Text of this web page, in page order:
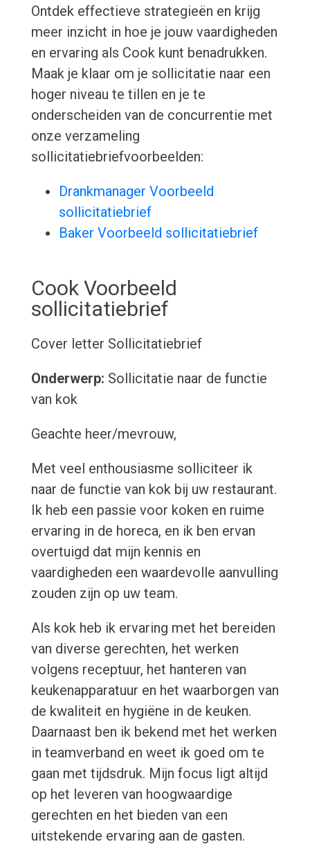
Ontdek effectieve strategieën en krijg
meer inzicht in hoe je jouw vaardigheden
en ervaring als Cook kunt benadrukken.
Maak je klaar om je sollicitatie naar een
hoger niveau te tillen en je te
onderscheiden van de concurrentie met
onze verzameling
sollicitatiebriefvoorbeelden:
Drankmanager Voorbeeld
sollicitatiebrief
Baker Voorbeeld sollicitatiebrief
Cook Voorbeeld
sollicitatiebrief
Cover letter Sollicitatiebrief
Onderwerp: Sollicitatie naar de functie
van kok
Geachte heer/mevrouw,
Met veel enthousiasme solliciteer ik
naar de functie van kok bij uw restaurant.
Ik heb een passie voor koken en ruime
ervaring in de horeca, en ik ben ervan
overtuigd dat mijn kennis en
vaardigheden een waardevolle aanvulling
zouden zijn op uw team.
Als kok heb ik ervaring met het bereiden
van diverse gerechten, het werken
volgens receptuur, het hanteren van
keukenapparatuur en het waarborgen van
de kwaliteit en hygiëne in de keuken.
Daarnaast ben ik bekend met het werken
in teamverband en weet ik goed om te
gaan met tijdsdruk. Mijn focus ligt altijd
op het leveren van hoogwaardige
gerechten en het bieden van een
uitstekende ervaring aan de gasten.